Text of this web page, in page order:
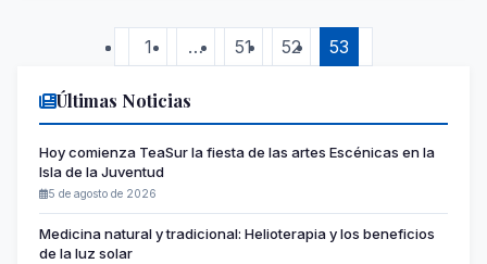
1 … 51 52 53
Últimas Noticias
Hoy comienza TeaSur la fiesta de las artes Escénicas en la
Isla de la Juventud
5 de agosto de 2026
Medicina natural y tradicional: Helioterapia y los beneficios
de la luz solar